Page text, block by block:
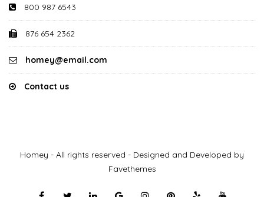
800 987 6543
876 654 2362
homey@email.com
Contact us
Homey - All rights reserved - Designed and Developed by
Favethemes